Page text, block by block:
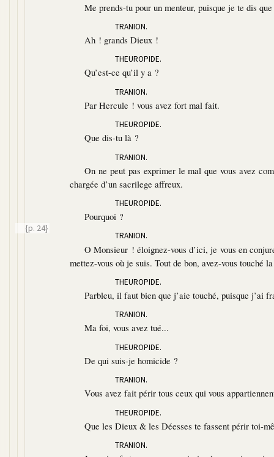
Me prends-tu pour un menteur, puisque je te dis
TRANION.
Ah ! grands Dieux !
THEUROPIDE.
Qu’est-ce qu’il y a ?
TRANION.
Par Hercule ! vous avez fort mal fait.
THEUROPIDE.
Que dis-tu là ?
TRANION.
On ne peut pas exprimer le mal que vous avez
chargée d’un sacrilege affreux.
THEUROPIDE.
Pourquoi ?
{p. 24}
TRANION.
O Monsieur ! éloignez-vous d’ici, je vous en
mettez-vous où je suis. Tout de bon, avez-vous touché
THEUROPIDE.
Parbleu, il faut bien que j’aie touché, puisque j’ai
TRANION.
Ma foi, vous avez tué...
THEUROPIDE.
De qui suis-je homicide ?
TRANION.
Vous avez fait périr tous ceux qui vous
THEUROPIDE.
Que les Dieux & les Déesses te fassent périr toi-
TRANION.